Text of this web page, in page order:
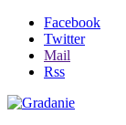
Facebook
Twitter
Mail
Rss